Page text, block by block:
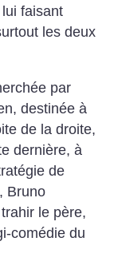
lui faisant
les deux
par
destinée à
de la droite,
dernière, à
de
Bruno
le père,
comédie du